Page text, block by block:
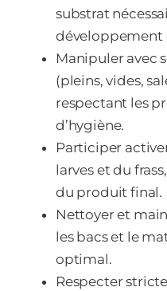
substrat
développement
Manipuler avec
(pleins, vides,
respectant les
d’hygiène.
Participer
larves et du
du produit final.
Nettoyer et
les bacs et le
optimal.
Respecter